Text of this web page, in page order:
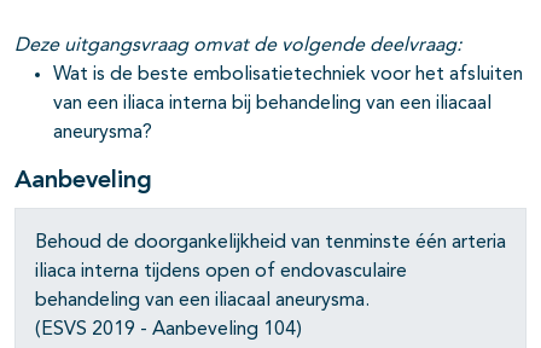
Deze uitgangsvraag omvat de volgende deelvraag:
Wat is de beste embolisatietechniek voor het afsluiten
van een iliaca interna bij behandeling van een iliacaal
aneurysma?
Aanbeveling
Behoud de doorgankelijkheid van tenminste één arteria
iliaca interna tijdens open of endovasculaire
behandeling van een iliacaal aneurysma.
(ESVS 2019 - Aanbeveling 104)